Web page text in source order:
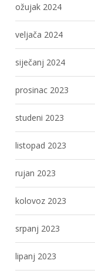
ožujak 2024
veljača 2024
siječanj 2024
prosinac 2023
studeni 2023
listopad 2023
rujan 2023
kolovoz 2023
srpanj 2023
lipanj 2023